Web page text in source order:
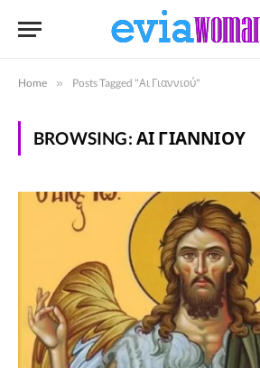
Home » Posts Tagged "Αι Γιαννιού"
BROWSING: ΑΙ ΓΙΑΝΝΙΟΎ